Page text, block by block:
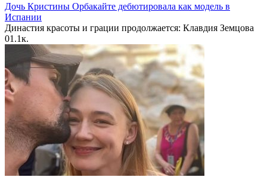
Дочь Кристины Орбакайте дебютировала как модель в
Испании
Династия красоты и грации продолжается: Клавдия Земцова
01.1к.